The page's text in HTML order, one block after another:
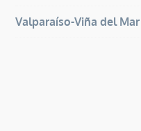
Valparaíso-Viña del Mar